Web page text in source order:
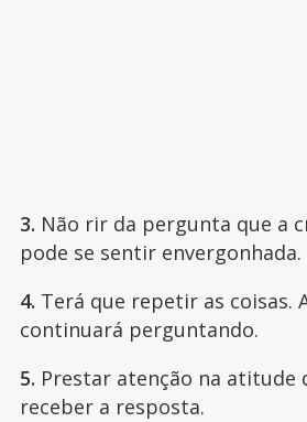
3. Não rir da pergunta que a
pode se sentir envergonhada.
4. Terá que repetir as coisas.
continuará perguntando.
5. Prestar atenção na atitude
receber a resposta.